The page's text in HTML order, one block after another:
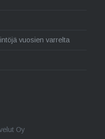
vuosien varrelta
Oy